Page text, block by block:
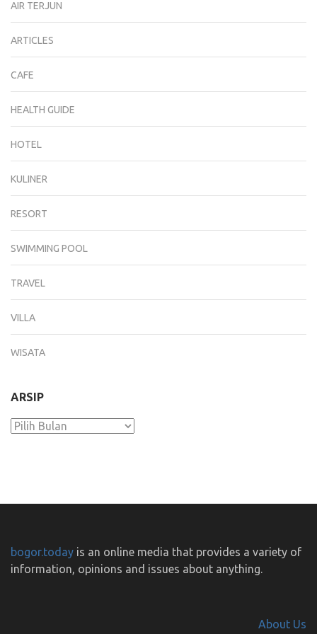
AIR TERJUN
ARTICLES
CAFE
HEALTH GUIDE
HOTEL
KULINER
RESORT
SWIMMING POOL
TRAVEL
VILLA
WISATA
ARSIP
Arsip
bogor.today is an online media that provides a variety of
information, opinions and issues about anything.
About Us